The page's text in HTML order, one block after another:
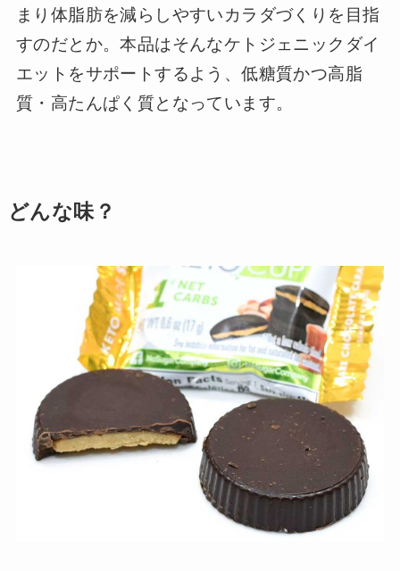
まり体脂肪を減らしやすいカラダづくりを目指
すのだとか。本品はそんなケトジェニックダイ
エットをサポートするよう、低糖質かつ高脂
質・高たんぱく質となっています。
どんな味？